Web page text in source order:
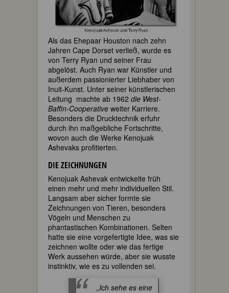
Als das Ehepaar Houston nach zehn
Jahren Cape Dorset verließ, wurde es
von Terry Ryan und seiner Frau
abgelöst. Auch Ryan war Künstler und
außerdem passionierter Liebhaber von
Inuit-Kunst. Unter seiner künstlerischen
Leitung machte ab 1962 die West-
Baffin-Cooperative weiter Karriere.
Besonders die Drucktechnik erfuhr
durch ihn maßgebliche Fortschritte,
wovon auch die Werke Kenojuak
Ashevaks profitierten.
DIE ZEICHNUNGEN
Kenojuak Ashevak entwickelte früh
einen mehr und mehr individuellen Stil.
Langsam aber sicher formte sie
Zeichnungen von Tieren, besonders
Vögeln und Menschen zu
phantastischen Kombinationen. Selten
hatte sie eine vorgefertigte Idee, was sie
zeichnen wollte oder wie das fertige
Werk aussehen würde, aber sie wusste
instinktiv, wie es zu vollenden sei.
„Ich sehe es eine